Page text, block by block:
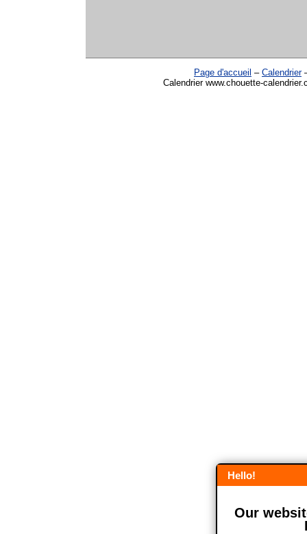
Page d'accueil – Calendrier
Calendrier www.chouette-
Hello!
Our